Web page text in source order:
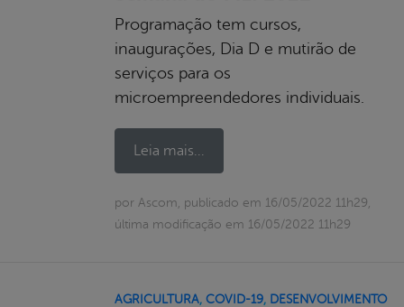
Programação tem cursos,
inaugurações, Dia D e mutirão de
serviços para os
microempreendedores individuais.
Leia mais...
por Ascom, publicado em 16/05/2022 11h29,
última modificação em 16/05/2022 11h29
AGRICULTURA, COVID-19, DESENVOLVIMENTO